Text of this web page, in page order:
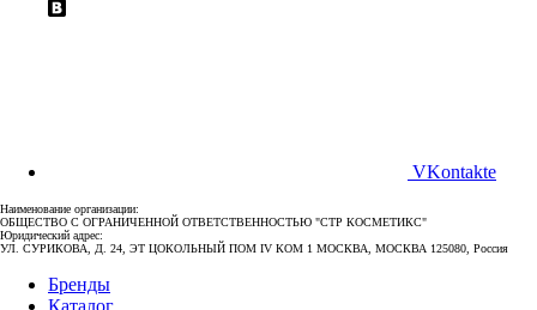
VKontakte
Наименование организации:
ОБЩЕСТВО С ОГРАНИЧЕННОЙ ОТВЕТСТВЕННОСТЬЮ "СТР КОСМЕТИКС"
Юридический адрес:
УЛ. СУРИКОВА, Д. 24, ЭТ ЦОКОЛЬНЫЙ ПОМ IV КОМ 1 МОСКВА, МОСКВА 125080, Россия
Бренды